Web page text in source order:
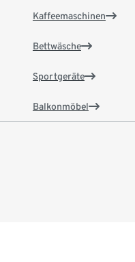
Kaffeemaschinen
Bettwäsche
Sportgeräte
Balkonmöbel